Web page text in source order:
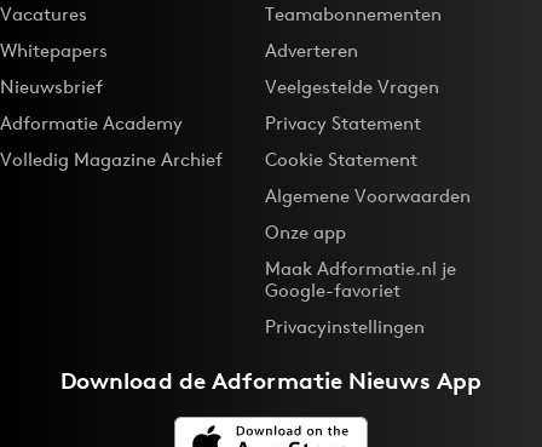
Vacatures
Whitepapers
Nieuwsbrief
Adformatie Academy
Volledig Magazine Archief
Teamabonnementen
Adverteren
Veelgestelde Vragen
Privacy Statement
Cookie Statement
Algemene Voorwaarden
Onze app
Maak Adformatie.nl je
Google-favoriet
Privacyinstellingen
Download deAdformatie Nieuws App